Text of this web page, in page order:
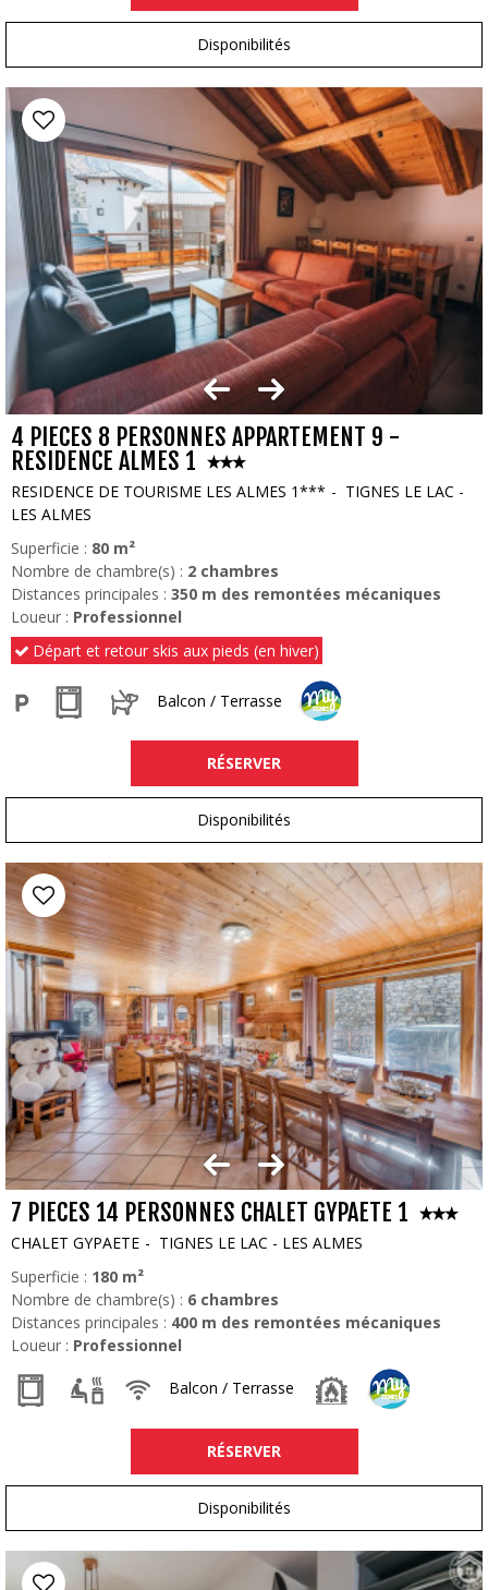
Disponibilités
4 PIECES 8 PERSONNES APPARTEMENT 9 -
RESIDENCE ALMES 1
RESIDENCE DE TOURISME LES ALMES 1***
TIGNES LE LAC -
LES ALMES
Superficie : 80 m²
Nombre de chambre(s) : 2 chambres
Distances principales : 350 m des remontées mécaniques
Loueur : Professionnel
Départ et retour skis aux pieds (en hiver)
Balcon / Terrasse
RÉSERVER
Disponibilités
7 PIECES 14 PERSONNES CHALET GYPAETE 1
CHALET GYPAETE
TIGNES LE LAC - LES ALMES
Superficie : 180 m²
Nombre de chambre(s) : 6 chambres
Distances principales : 400 m des remontées mécaniques
Loueur : Professionnel
Balcon / Terrasse
RÉSERVER
Disponibilités